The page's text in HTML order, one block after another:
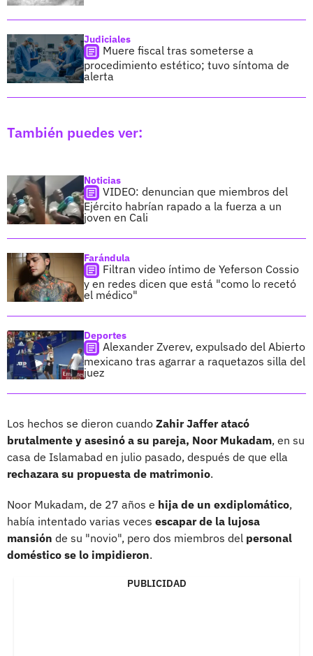
Judiciales
Muere fiscal tras someterse a
procedimiento estético; tuvo síntoma de
alerta
También puedes ver:
Noticias
VIDEO: denuncian que miembros del
Ejército habrían rapado a la fuerza a un
joven en Cali
Farándula
Filtran video íntimo de Yeferson Cossio
y en redes dicen que está "como lo recetó
el médico"
Deportes
Alexander Zverev, expulsado del Abierto
mexicano tras agarrar a raquetazos silla del
juez
Los hechos se dieron cuando Zahir Jaffer atacó
brutalmente y asesinó a su pareja, Noor Mukadam, en su
casa de Islamabad en julio pasado, después de que ella
rechazara su propuesta de matrimonio.
Noor Mukadam, de 27 años e hija de un exdiplomático,
había intentado varias veces escapar de la lujosa
mansión de su "novio", pero dos miembros del personal
doméstico se lo impidieron.
PUBLICIDAD